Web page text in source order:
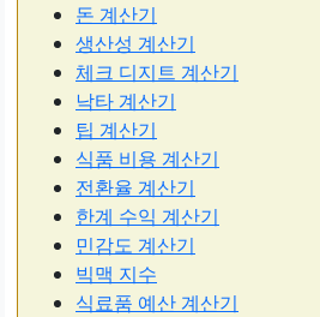
돈 계산기
생산성 계산기
체크 디지트 계산기
낙타 계산기
팁 계산기
식품 비용 계산기
전환율 계산기
한계 수익 계산기
민감도 계산기
빅맥 지수
식료품 예산 계산기